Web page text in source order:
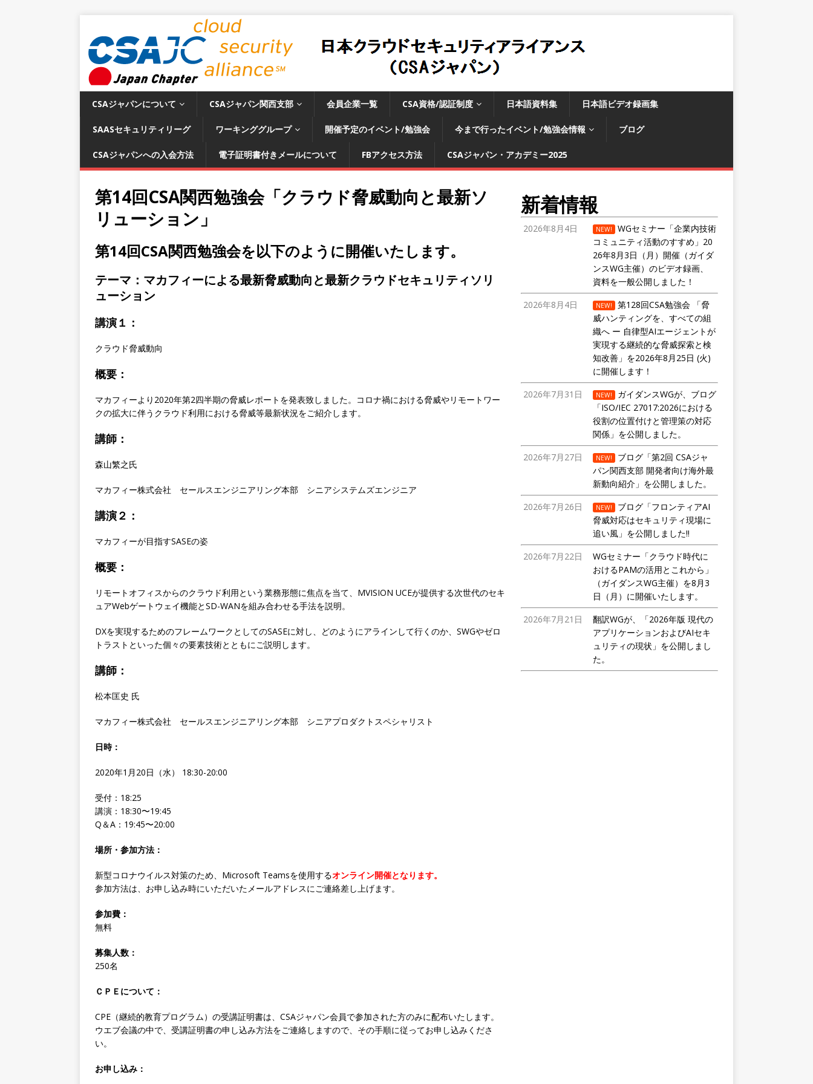
CSAジャパンについて CSAジャパン関西支部 会員企業一覧 CSA資格/認証制度 日本語資料集 日本語ビデオ録画集
SAASセキュリティリーグ ワーキンググループ 開催予定のイベント/勉強会 今まで行ったイベント/勉強会情報 ブログ
CSAジャパンへの入会方法 電子証明書付きメールについて FBアクセス方法 CSAジャパン・アカデミー2025
第14回CSA関西勉強会「クラウド脅威動向と最新ソ
リューション」
第14回CSA関西勉強会を以下のように開催いたします。
テーマ： マカフィーによる最新脅威動向と最新クラウドセキュリティソリ
ューション
講演１：
クラウド脅威動向
概要 ：
マカフィーより 2020年第2四半期の脅威レポートを発表致しました。コロナ禍における脅威やリモートワー
クの拡大に伴うクラウド利用における脅威等最新状況をご紹介します。
講師：
森山繁之氏
マカフィー株式会社 セールスエンジニアリング本部 シニアシステムズエンジニア
講演２：
マカフィーが目指すSASEの姿
概要 ：
リモートオフィスからのクラウド利用という業務形態に焦点を当て、 MVISION UCEが提供する次世代のセキ
ュアWebゲートウェイ機能とSD-WANを組み合わせる手法を説明。
DXを実現するためのフレームワークとしてのSASEに対し、どのようにアラインして行くのか、 SWGやゼロ
トラストといった個々の要素技術とともにご説明します。
講師：
松本匡史 氏
マカフィー株式会社 セールスエンジニアリング本部 シニアプロダクトスペシャリスト
日時：
2020年1月20日（水） 18:30-20:00
受付：18:25
講演：18:30〜19:45
Q＆A：19:45〜20:00
場所・参加方法：
新型コロナウイルス対策のため、Microsoft Teamsを使用するオンライン開催となります。
参加方法は、お申し込み時にいただいたメールアドレスにご連絡差し上げます。
参加費：
無料
募集人数：
250名
ＣＰＥについて：
CPE（継続的教育プログラム）の受講証明書は、CSAジャパン会員で参加された方のみに配布いたします。
ウエブ会議の中で、受講証明書の申し込み方法をご連絡しますので、その手順に従ってお申し込みくださ
い。
お申し込み：
新着情報
2026年8月4日 NEW!
WGセミナー「企業内技術
コミュニティ活動のすすめ」20
26年8月3日（月）開催（ガイダ
ンスWG主催）のビデオ録画、
資料を一般公開しました！
2026年8月4日
NEW!
第128回CSA勉強会 「脅
威ハンティングを、すべての組
織へ ー 自律型AIエージェントが
実現する継続的な脅威探索と検
知改善」を2026年8月25日 (火)
に開催します！
2026年7月31日
NEW!
ガイダンスWGが、ブログ
「ISO/IEC 27017:2026における
役割の位置付けと管理策の対応
関係」を公開しました。
2026年7月27日
NEW!
ブログ「第2回 CSAジャ
パン関西支部 開発者向け海外最
新動向紹介」を公開しました。
2026年7月26日
NEW!
ブログ「フロンティアAI
脅威対応はセキュリティ現場に
追い風」を公開しました!!
2026年7月22日
WGセミナー「クラウド時代に
おけるPAMの活用とこれから」
（ガイダンスWG主催）を8月3
日（月）に開催いたします。
2026年7月21日
翻訳WGが、「2026年版 現代の
アプリケーションおよびAIセキ
ュリティの現状」を公開しまし
た。